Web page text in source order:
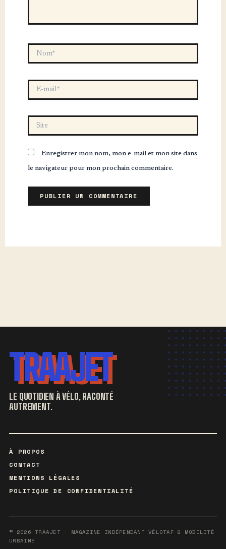
Enregistrer mon nom, mon e-mail et mon site dans
le navigateur pour mon prochain commentaire.
TRAAJET
LE QUOTIDIEN À VÉLO, RACONTÉ
AUTREMENT.
À PROPOS
CONTACT
MENTIONS LÉGALES
POLITIQUE DE CONFIDENTIALITÉ
© 2026 TRAAJET · MAGAZINE INDÉPENDANT VÉLOTAF & MOBILITÉ
URBAINE